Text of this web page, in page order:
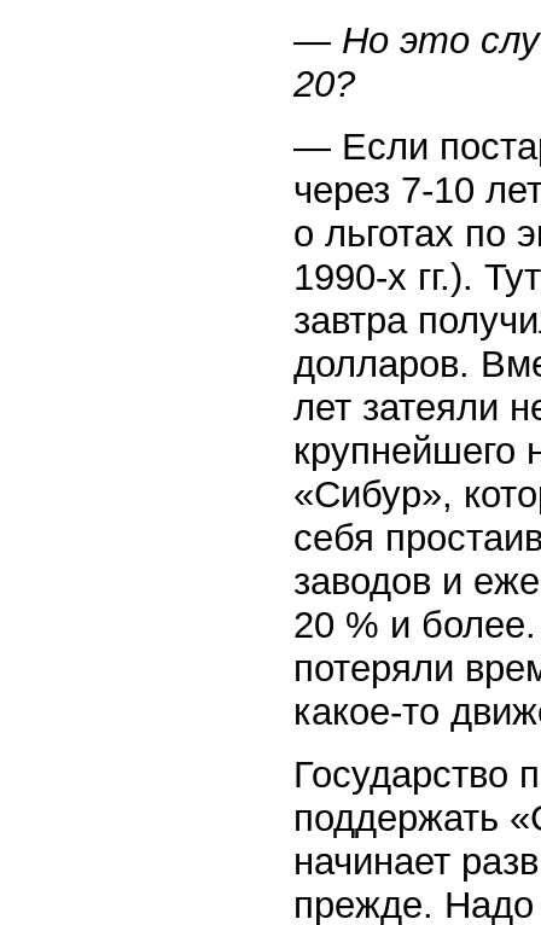
— Но это
20?
— Если
через 7-10
о льготах по
1990-х гг.).
завтра
долларов.
лет затеяли
крупнейшего
«Сибур»,
себя
заводов и
20 % и
потеряли
какое-то
Государство
поддержать
начинает
прежде. Надо